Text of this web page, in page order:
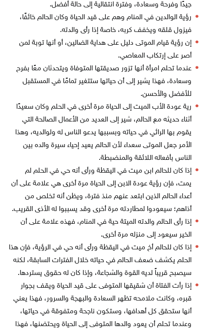
جيدًا وفرحة وسعادة، وفترة انتقالية إلى حالة أفضل.
رؤية الوالدين في المنام وهم على قيد الحياة وكان الحالم خائفًا،
فيزول قلقه ويخفف كربه، خاصة إذا رأى والدته.
إن رؤية قيام الموتى دليل على هداية الضالين، أو أنها توبة لمن
أصر على إرتكاب المعاصي.
عندما تحلم امرأة أنها تزور صديقتها المتوفاة ويتحدثان معًا بفرح
وسعادة، فهذا يشير إلى أن حياتها ستتغير تمامًا في المستقبل
للأفضل والأحسن.
رية عودة الأب الميت إلى الحياة مرة أخرى في الحلم وكان سعيدًا
أثناء حديثه مع الحالم، شير إلى العديد من الأعمال الصالحة التي
يقوم بها الرائي في حياته وبسببها يدعو الناس له ولوالديه، وهذا
الأمر جعل الموتى سعداء لأن الحالم يعيد إحياء سيرة والده بين
الناس بأفعاله اللائقة والمنضبطة.
إذا كان للحالم ابن ميت في اليقظة ورأى أنه حي في الحلم لم
يمت، فإن رؤية عودة الابن إلى الحياة مرة أخرى هي علامة على أن
أعداء الحالم الذين ابتعد عنهم منذ فترة، ويظن أنه تخلص من
أذاهم؛ سيعودوا لمطاردته مرة أخرى وقد يسببوا له الأذى القريب.
إذا رأى الحالم والدته الميتة حية في المنام، فهذه علامة على أن
الخير سيعود إلى منزله مرة أخرى.
إذا كان للحالم أخ ميت في اليقظة ورأى أنه حي في الرؤية، فإن هذا
الحلم يكشف ضعف الحالم في حياته خلال الفترات السابقة، لكنه
سيصبح قريباً لديه القوة والشجاعة، وإذا كان له حقوق يستردها.
إذا رأت الفتاة أن شقيقها المتوفى على قيد الحياة ويقف بجوار
قبره، وكانت ملامحه تظهر السعادة والبهجة والسرور، فهذا يعني
أنها ستحقق كل أهدافها، وستكون ناجحة ومتفوقة في حياتها،
وعندما تحلم أن يعود والدها المتوفى إلى الحياة ويحتضنها، فهذا